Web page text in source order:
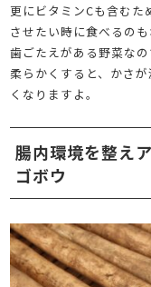
更にビタミンCも含む
させたい時に食べるのも
歯ごたえがある野菜な
柔らかくすると、かさ
くなりますよ。
腸内環境を整え
ゴボウ